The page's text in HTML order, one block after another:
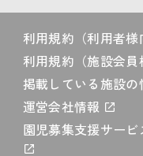
利用規約（利用者様
利用規約（施設会員
掲載している施設の
運営会社情報
園児募集支援サービ